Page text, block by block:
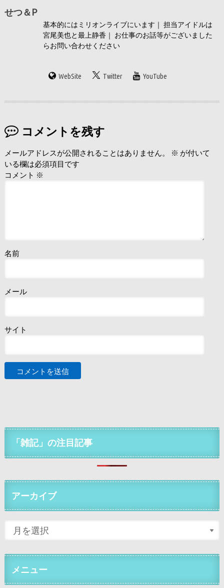
せつ＆P
基本的にはミリオンライブにいます｜ 担当アイドルは
宮尾美也と最上静香｜ お仕事のお話等がございました
らお問い合わせください
WebSite Twitter YouTube
コメントを残す
メールアドレスが公開されることはありません。 ※ が付いて
いる欄は必須項目です
コメント ※
名前
メール
サイト
「雑記」の注目記事
アーカイブ
メニュー